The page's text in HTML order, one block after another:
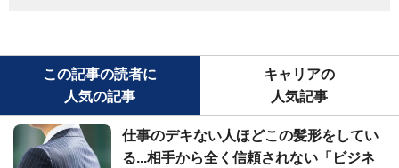
この記事の読者に
人気の記事
キャリアの
人気記事
仕事のデキない人ほどこの髪形をしてい
る...相手から全く信頼されない「ビジネ